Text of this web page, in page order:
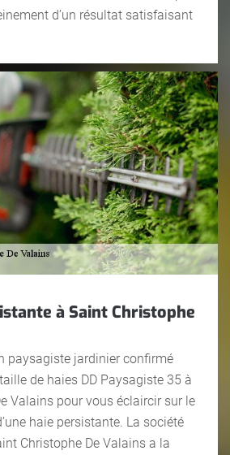
d’un résultat satisfaisant
à Saint Christophe
paysagiste jardinier confirmé
de haies DD Paysagiste 35 à
Valains pour vous éclaircir sur le
haie persistante. La société
Christophe De Valains a la